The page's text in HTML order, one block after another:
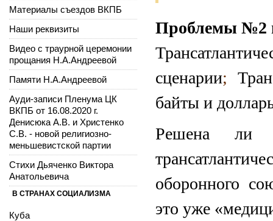
Проблемы №2
сценарии;
байты и
Решена ли
оборонного
это уже
Материалы съездов ВКПБ
Наши реквизиты
Видео с траурной церемонии
прощания Н.А.Андреевой
Памяти Н.А.Андреевой
Ауди-записи Пленума ЦК
ВКПБ от 16.08.2020 г.
Денисюка А.В. и Христенко
С.В. - новой религиозно-
меньшевистской партии
Стихи Дьяченко Виктора
Анатольевича
В СТРАНАХ СОЦИАЛИЗМА
Куба